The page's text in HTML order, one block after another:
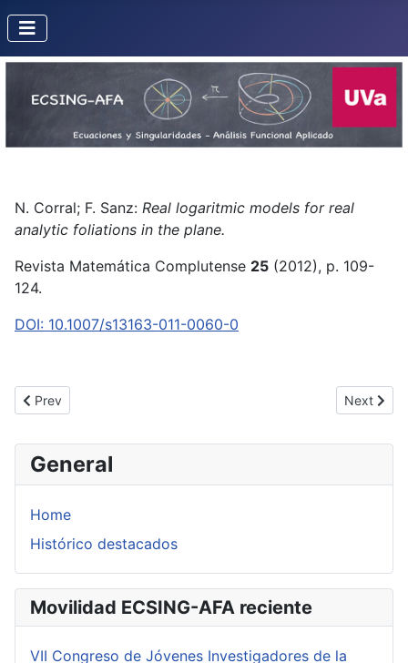
General
Home
Histórico destacados
Movilidad ECSING-AFA reciente
VII Congreso de Jóvenes Investigadores de la
N. Corral; F. Sanz: Real logaritmic models for real
analytic foliations in the plane.
Revista Matemática Complutense 25 (2012), p. 109-
124.
DOI: 10.1007/s13163-011-0060-0
Previous article: Finitness of the basic intersection cohomology
Prev Next
Next